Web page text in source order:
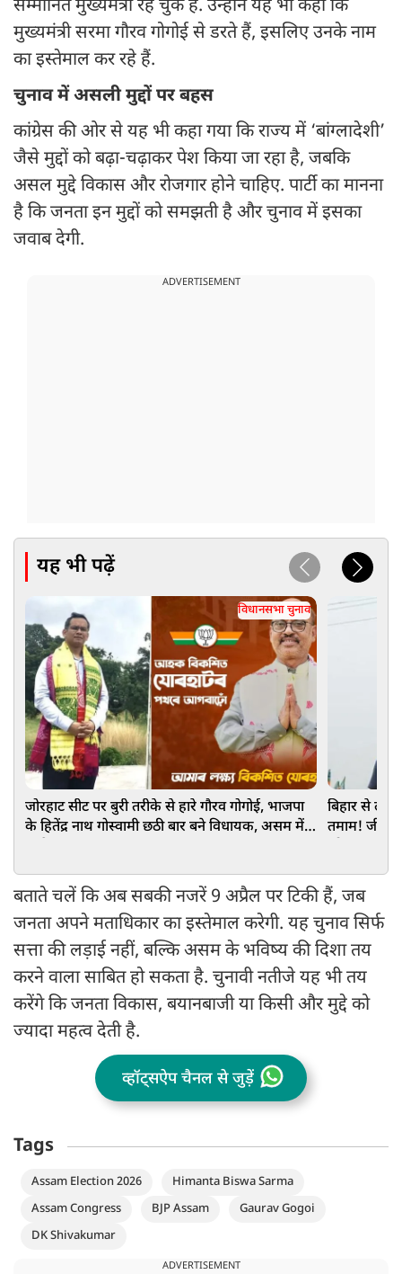
सम्मानित मुख्यमंत्री रह चुके हैं. उन्होंने यह भी कहा कि
मुख्यमंत्री सरमा गौरव गोगोई से डरते हैं, इसलिए उनके नाम
का इस्तेमाल कर रहे हैं.
चुनाव में असली मुद्दों पर बहस
कांग्रेस की ओर से यह भी कहा गया कि राज्य में ‘बांग्लादेशी’
जैसे मुद्दों को बढ़ा-चढ़ाकर पेश किया जा रहा है, जबकि
असल मुद्दे विकास और रोजगार होने चाहिए. पार्टी का मानना
है कि जनता इन मुद्दों को समझती है और चुनाव में इसका
जवाब देगी.
ADVERTISEMENT
यह भी पढ़ें
विधानसभा चुनाव
जोरहाट सीट पर बुरी तरीके से हारे गौरव गोगोई, भाजपा
के हितेंद्र नाथ गोस्वामी छठी बार बने विधायक, असम में
बिहार से
तमाम! जीत
बताते चलें कि अब सबकी नजरें 9 अप्रैल पर टिकी हैं, जब
जनता अपने मताधिकार का इस्तेमाल करेगी. यह चुनाव सिर्फ
सत्ता की लड़ाई नहीं, बल्कि असम के भविष्य की दिशा तय
करने वाला साबित हो सकता है. चुनावी नतीजे यह भी तय
करेंगे कि जनता विकास, बयानबाजी या किसी और मुद्दे को
ज्यादा महत्व देती है.
व्हॉट्सऐप चैनल से जुड़ें
Tags
Assam Election 2026
Himanta Biswa Sarma
Assam Congress
BJP Assam
Gaurav Gogoi
DK Shivakumar
ADVERTISEMENT